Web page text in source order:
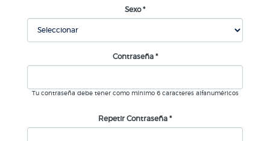
Sexo *
Contraseña *
Tu contraseña debe tener como mínimo 6 caracteres alfanuméricos
Repetir Contraseña *